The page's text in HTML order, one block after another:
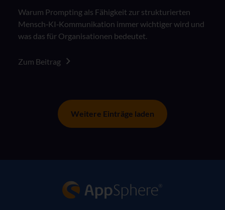
Warum Prompting als Fähigkeit zur strukturierten
Mensch‑KI‑Kommunikation immer wichtiger wird und
was das für Organisationen bedeutet.
Zum Beitrag
Weitere Einträge laden
AppSphere IT-Lösungsanbieter